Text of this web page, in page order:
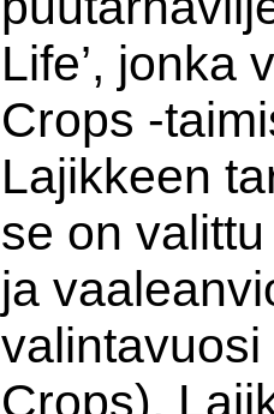
Life’, jonka
Crops -
Lajikkeen
se on
ja
Crops).